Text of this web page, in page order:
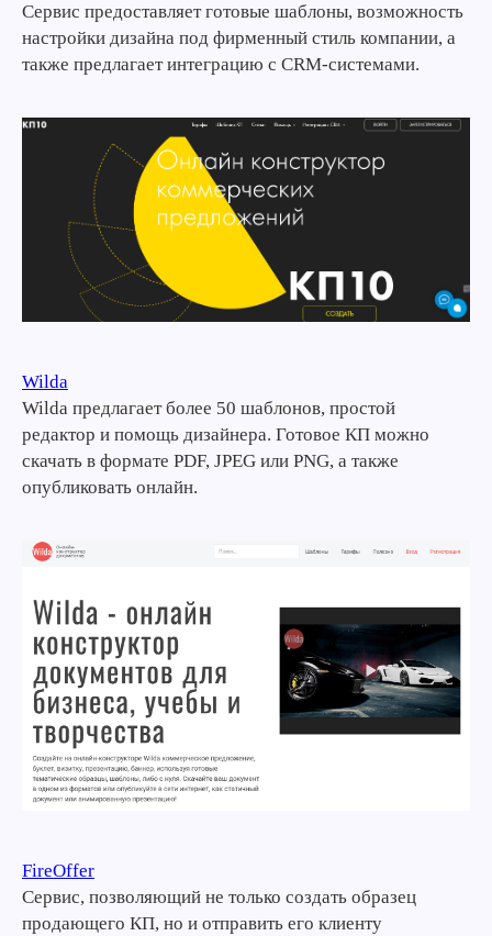
Сервис предоставляет готовые шаблоны, возможность
настройки дизайна под фирменный стиль компании, а
также предлагает интеграцию с CRM-системами.
Wilda
Wilda предлагает более 50 шаблонов, простой
редактор и помощь дизайнера. Готовое КП можно
скачать в формате PDF, JPEG или PNG, а также
опубликовать онлайн.
FireOffer
Сервис, позволяющий не только создать образец
продающего КП, но и отправить его клиенту